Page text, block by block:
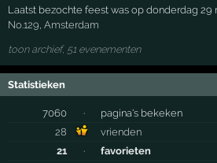
Laatst bezochte feest was op donderdag 29
No.129 ,Amsterdam
toon archief, 51 evenementen
Statistieken
7060 ·
pagina's bekeken
28
vrienden
21
·
favorieten